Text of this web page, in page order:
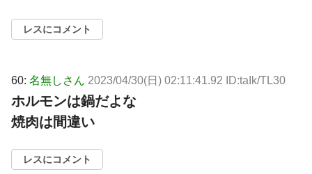
レスにコメント
60: 名無しさん 2023/04/30(日) 02:11:41.92 ID:taIk/TL30
ホルモンは鍋だよな
焼肉は間違い
レスにコメント